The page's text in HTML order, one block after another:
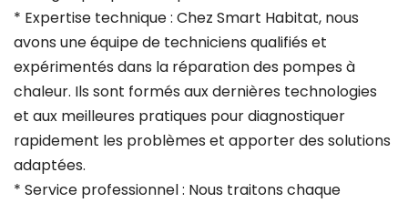
* Expertise technique : Chez Smart Habitat, nous
avons une équipe de techniciens qualifiés et
expérimentés dans la réparation des pompes à
chaleur. Ils sont formés aux dernières technologies
et aux meilleures pratiques pour diagnostiquer
rapidement les problèmes et apporter des solutions
adaptées.
* Service professionnel : Nous traitons chaque